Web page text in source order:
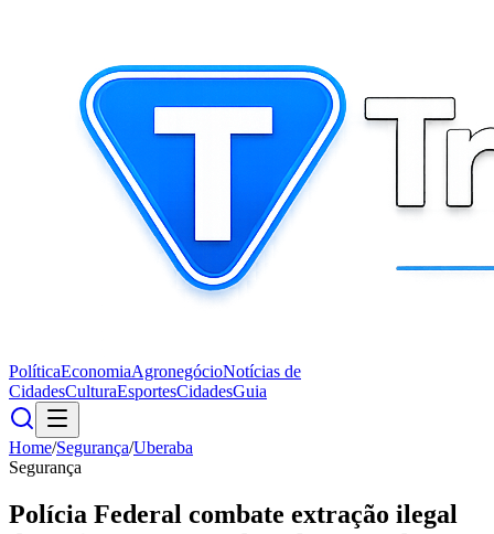
PolíticaEconomiaAgronegócioNotícias de
CidadesCulturaEsportesCidadesGuia
Home/Segurança/Uberaba
Segurança
Polícia Federal combate extração ilegal